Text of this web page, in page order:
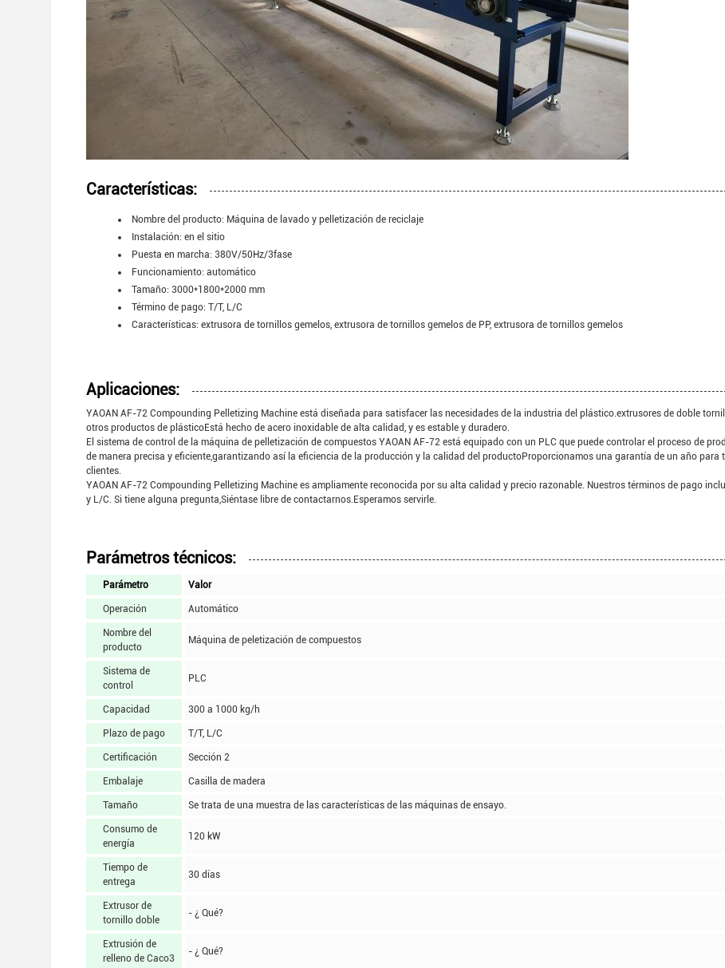
Características:
Nombre del producto: Máquina de lavado y pelletización de reciclaje
Instalación: en el sitio
Puesta en marcha: 380V/50Hz/3fase
Funcionamiento: automático
Tamaño: 3000*1800*2000 mm
Término de pago: T/T, L/C
Características: extrusora de tornillos gemelos, extrusora de tornillos gemelos de PP, extrusora de tornillos gemelos
Aplicaciones:
YAOAN AF-72 Compounding Pelletizing Machine está diseñada para satisfacer las necesidades de la industria del plástico.extrusores de doble
otros productos de plásticoEstá hecho de acero inoxidable de alta calidad, y es estable y duradero.
El sistema de control de la máquina de pelletización de compuestos YAOAN AF-72 está equipado con un PLC que puede controlar el proceso de
de manera precisa y eficiente,garantizando así la eficiencia de la producción y la calidad del productoProporcionamos una garantía de un año para
clientes.
YAOAN AF-72 Compounding Pelletizing Machine es ampliamente reconocida por su alta calidad y precio razonable. Nuestros términos de pago
y L/C. Si tiene alguna pregunta,Siéntase libre de contactarnos.Esperamos servirle.
Parámetros técnicos:
Parámetro Valor
Operación Automático
Nombre del
producto
Máquina de peletización de compuestos
Sistema de
control
PLC
Capacidad 300 a 1000 kg/h
Plazo de pago T/T, L/C
Certificación Sección 2
Embalaje Casilla de madera
Tamaño Se trata de una muestra de las características de las máquinas de ensayo.
Consumo de
energía
120 kW
Tiempo de
entrega
30 días
Extrusor de
tornillo doble
- ¿ Qué?
Extrusión de
relleno de Caco3
- ¿ Qué?